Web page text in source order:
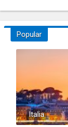
Popular
Italia